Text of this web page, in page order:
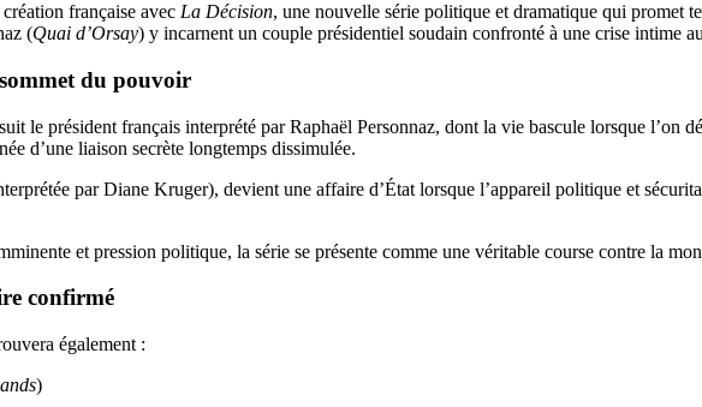
française avec La Décision, une nouvelle série politique et dramatique qui promet
(Quai d’Orsay) y incarnent un couple présidentiel soudain confronté à une crise intime
du pouvoir
suit le président français interprété par Raphaël Personnaz, dont la vie bascule lorsque l’on
d’une liaison secrète longtemps dissimulée.
par Diane Kruger), devient une affaire d’État lorsque l’appareil politique et
et pression politique, la série se présente comme une véritable course contre la
confirmé
également :
)